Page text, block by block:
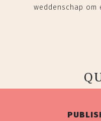
weddenschap om